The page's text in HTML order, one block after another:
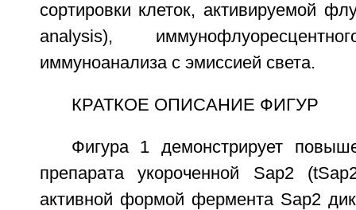
сортировки клеток, активируемой
analysis),
иммуноанализа с эмиссией света.
КРАТКОЕ ОПИСАНИЕ ФИГУР
Фигура 1 демонстрирует
препарата укороченной Sap2
активной формой фермента Sap2